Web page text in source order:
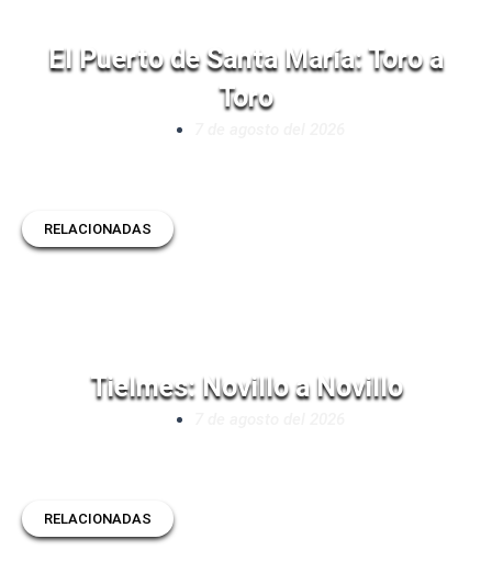
El Puerto de Santa María: Toro a
Toro
RELACIONADAS
Tielmes: Novillo a Novillo
RELACIONADAS